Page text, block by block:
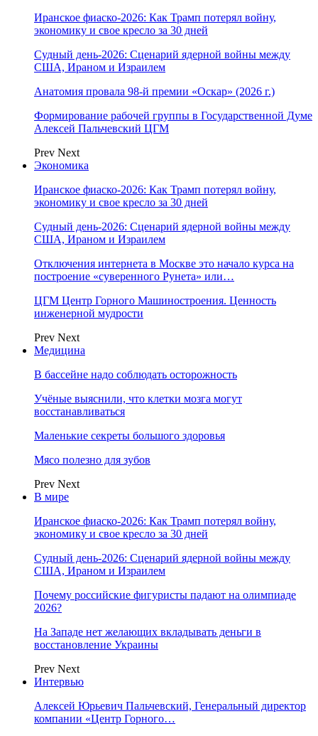
Иранское фиаско-2026: Как Трамп потерял войну,
экономику и свое кресло за 30 дней
Судный день-2026: Сценарий ядерной войны между
США, Ираном и Израилем
Анатомия провала 98-й премии «Оскар» (2026 г.)
Формирование рабочей группы в Государственной Думе
Алексей Пальчевский ЦГМ
Prev Next
Экономика
Иранское фиаско-2026: Как Трамп потерял войну,
экономику и свое кресло за 30 дней
Судный день-2026: Сценарий ядерной войны между
США, Ираном и Израилем
Отключения интернета в Москве это начало курса на
построение «суверенного Рунета» или…
ЦГМ Центр Горного Машиностроения. Ценность
инженерной мудрости
Prev Next
Медицина
В бассейне надо соблюдать осторожность
Учёные выяснили, что клетки мозга могут
восстанавливаться
Маленькие секреты большого здоровья
Мясо полезно для зубов
Prev Next
В мире
Иранское фиаско-2026: Как Трамп потерял войну,
экономику и свое кресло за 30 дней
Судный день-2026: Сценарий ядерной войны между
США, Ираном и Израилем
Почему российские фигуристы падают на олимпиаде
2026?
На Западе нет желающих вкладывать деньги в
восстановление Украины
Prev Next
Интервью
Алексей Юрьевич Пальчевский, Генеральный директор
компании «Центр Горного…